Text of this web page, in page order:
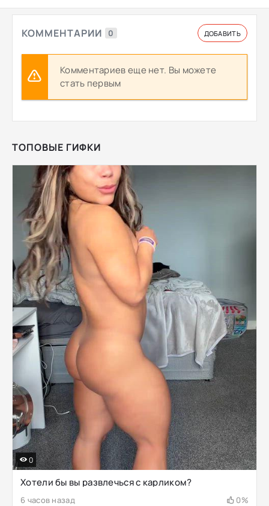
КОММЕНТАРИИ 0 ДОБАВИТЬ
Комментариев еще нет. Вы можете
стать первым
ТОПОВЫЕ ГИФКИ
Хотели бы вы развлечься с карликом?
6 часов назад 0%
0